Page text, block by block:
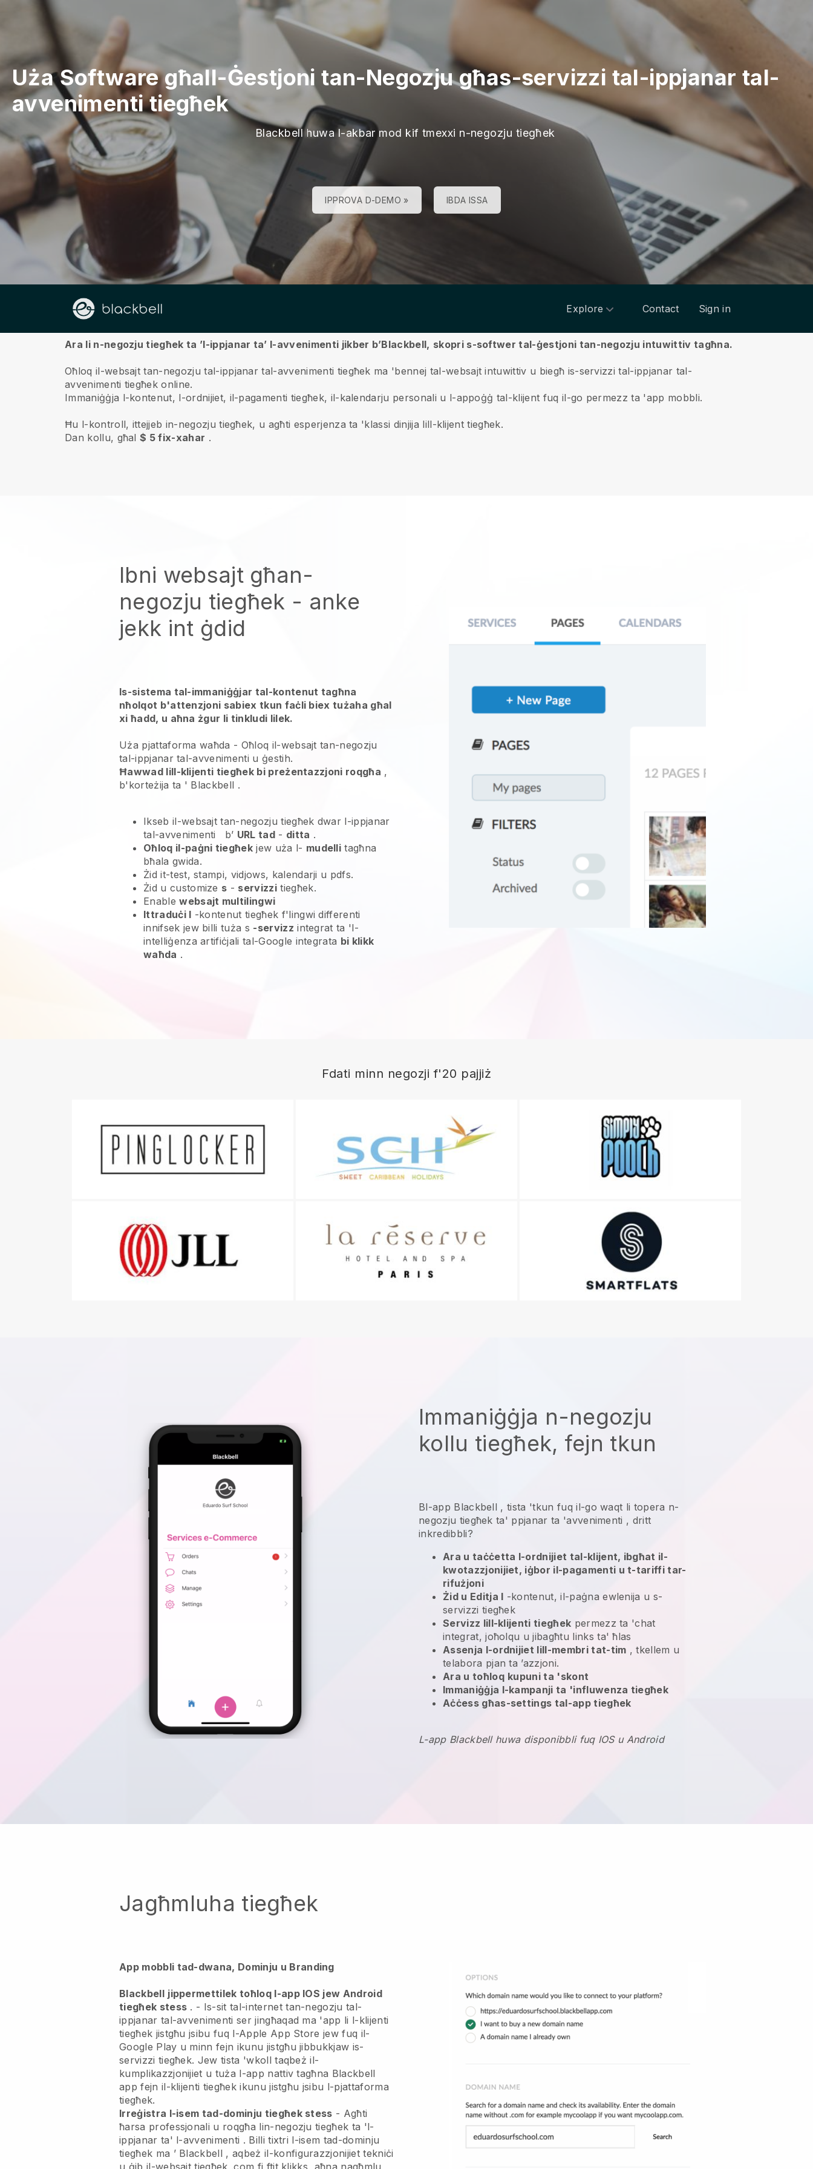
Uża Software għall-Ġestjoni tan-Negozju għas-servizzi tal-ippjanar tal-
avvenimenti tiegħek
Blackbell huwa l-akbar mod kif tmexxi n-negozju tiegħek
IPPROVA D-DEMO » IBDA ISSA
Explore Contact Sign in
Fuqna
Ara li n-negozju tiegħek ta ’l-ippjanar ta’ l-avvenimenti jikber b’Blackbell, skopri s-softwer tal-ġestjoni tan-negozju intuwittiv tagħna.
Oħloq il-websajt tan-negozju tal-ippjanar tal-avvenimenti tiegħek ma 'bennej tal-websajt intuwittiv u biegħ is-servizzi tal-ippjanar tal-
avvenimenti tiegħek online.
Immaniġġja l-kontenut, l-ordnijiet, il-pagamenti tiegħek, il-kalendarju personali u l-appoġġ tal-klijent fuq il-go permezz ta 'app mobbli.
Ħu l-kontroll, ittejjeb in-negozju tiegħek, u agħti esperjenza ta 'klassi dinjija lill-klijent tiegħek.
Dan kollu, għal$ 5 fix-xahar .
Ibni websajt għan-
negozju tiegħek - anke
jekk int ġdid
Is-sistema tal-immaniġġjar tal-kontenut tagħna
nħolqot b'attenzjoni sabiex tkun faċli biex tużaha għal
xi ħadd, u aħna żgur li tinkludi lilek.
Uża pjattaforma waħda - Oħloq il-websajt tan-negozju
tal-ippjanar tal-avvenimenti u ġestih.
Ħawwad lill-klijenti tiegħek bi preżentazzjoni roqgħa ,
b'korteżija ta ' Blackbell .
Ikseb il-websajt tan-negozju tiegħek dwar l-ippjanar
tal-avvenimenti
b’ URL tad - ditta .
Oħloq il-paġni tiegħek jew uża l- mudelli tagħna
bħala gwida.
Żid it-test, stampi, vidjows, kalendarji u pdfs.
Żid u customize s - servizzitiegħek.
Enablewebsajt multilingwi
Ittraduċi l -kontenut tiegħek f'lingwi differenti
innifsek jew billi tuża s -servizz integrat ta 'l-
intelliġenza artifiċjali tal-Google integrata bi klikk
waħda .
Fdati minn negozji f'20 pajjiż
Immaniġġja n-negozju
kollu tiegħek, fejn tkun
Bl-app Blackbell ,tista 'tkun fuq il-go waqt li topera n-
negozju tiegħek ta' ppjanar ta 'avvenimenti , dritt
inkredibbli?
Ara u taċċetta l-ordnijiet tal-klijent, ibgħat il-
kwotazzjonijiet, iġbor il-pagamenti u t-tariffi tar-
rifużjoni
Żid u Editja l -kontenut, il-paġna ewlenija u s-
servizzi tiegħek
Servizz lill-klijenti tiegħek permezz ta 'chat
integrat, joħolqu u jibagħtu links ta' ħlas
Assenja l-ordnijiet lill-membri tat-tim , tkellem u
telabora pjan ta ’azzjoni.
Ara u toħloq kupuni ta 'skont
Immaniġġja l-kampanji ta 'influwenza tiegħek
Aċċess għas-settings tal-app tiegħek
L-app Blackbell huwa disponibbli fuq IOS u Android
Jagħmluha tiegħek
App mobbli tad-dwana, Dominju u Branding
Blackbell jippermettilek toħloq l-app IOS jew Android
tiegħek stess . - Is-sit tal-internet tan-negozju tal-
ippjanar tal-avvenimenti ser jingħaqad ma 'app li l-klijenti
tiegħek jistgħu jsibu fuq l-Apple App Store jew fuq il-
Google Play u minn fejn ikunu jistgħu jibbukkjaw is-
servizzi tiegħek. Jew tista 'wkoll taqbeż il-
kumplikazzjonijiet u tuża l-app nattiv tagħna Blackbell
app fejn il-klijenti tiegħek ikunu jistgħu jsibu l-pjattaforma
tiegħek.
Irreġistra l-isem tad-dominju tiegħek stess - Agħti
ħarsa professjonali u roqgħa lin-negozju tiegħek ta 'l-
ippjanar ta' l-avvenimenti . Billi tixtri l-isem tad-dominju
tiegħek ma ’ Blackbell , aqbeż il-konfigurazzjonijiet tekniċi
u ġib il-websajt tiegħek .com fi ftit klikks, aħna nagħmlu